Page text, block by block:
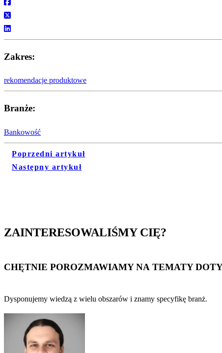
Zakres:
rekomendacje produktowe
Branże:
Bankowość
Poprzedni artykuł
Następny artykuł
ZAINTERESOWALIŚMY CIĘ?
CHĘTNIE POROZMAWIAMY NA TEMATY
Dysponujemy wiedzą z wielu obszarów i znamy specyfikę branż.